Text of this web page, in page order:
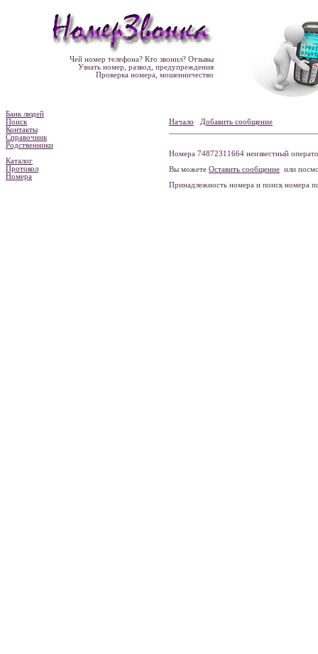
Чей номер телефона? Кто звонил? Отзывы
Узнать номер, развод, предупреждения
Проверка номера, мошенничество
Банк людей
Поиск
Контакты
Справочник
Родственники
Каталог
Протокол
Номера
Начало Добавить сообщение
Номера 74872311664 неизвестный
Вы можете Оставить сообщение или
Принадлежность номера и поиск номера